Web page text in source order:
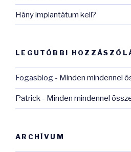
Hány implantátum kell?
LEGUTÓBBI
Fogasblog - Minden mindennel
Patrick - Minden mindennel
ARCHÍVUM